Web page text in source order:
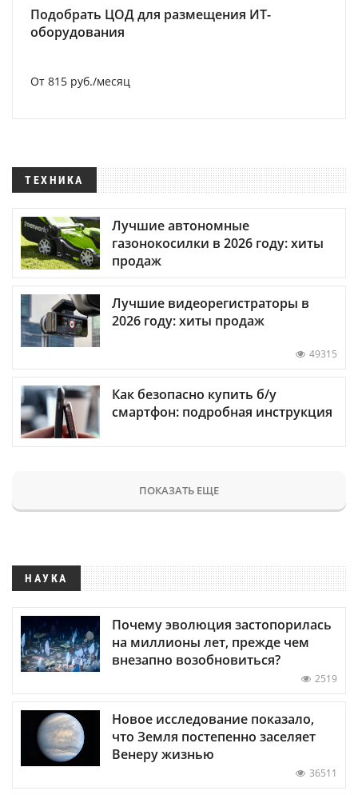
Подобрать ЦОД для размещения ИТ-
оборудования
От 815 руб./месяц
ТЕХНИКА
Лучшие автономные
газонокосилки в 2026 году: хиты
продаж
Лучшие видеорегистраторы в
2026 году: хиты продаж
49315
Как безопасно купить б/у
смартфон: подробная инструкция
ПОКАЗАТЬ ЕЩЕ
НАУКА
Почему эволюция застопорилась
на миллионы лет, прежде чем
внезапно возобновиться?
2519
Новое исследование показало,
что Земля постепенно заселяет
Венеру жизнью
36511